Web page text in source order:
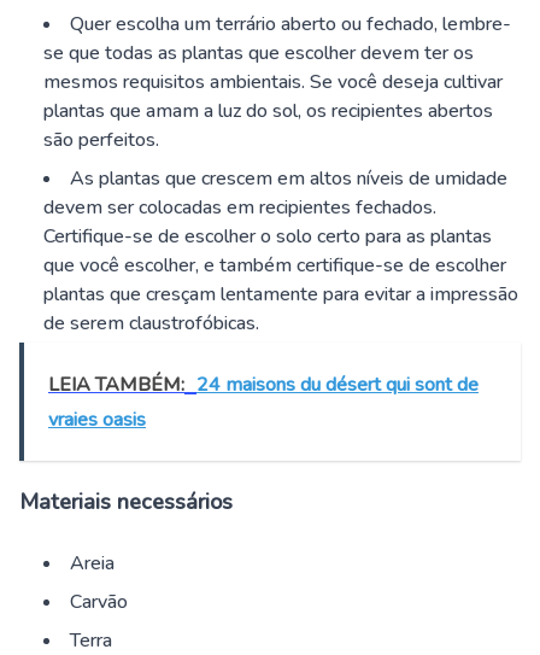
Quer escolha um terrário aberto ou fechado, lembre-
se que todas as plantas que escolher devem ter os
mesmos requisitos ambientais. Se você deseja cultivar
plantas que amam a luz do sol, os recipientes abertos
são perfeitos.
As plantas que crescem em altos níveis de umidade
devem ser colocadas em recipientes fechados.
Certifique-se de escolher o solo certo para as plantas
que você escolher, e também certifique-se de escolher
plantas que cresçam lentamente para evitar a impressão
de serem claustrofóbicas.
LEIA TAMBÉM: 24 maisons du désert qui sont de
vraies oasis
Materiais necessários
Areia
Carvão
Terra